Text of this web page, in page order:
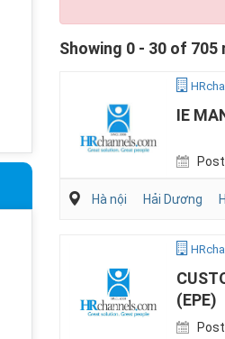
Showing 0 - 30 of
IE
Hà nội Hải Dương
(EPE)